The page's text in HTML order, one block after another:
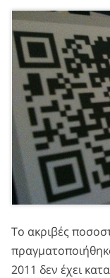
Το ακριβές
2011 δεν έχει